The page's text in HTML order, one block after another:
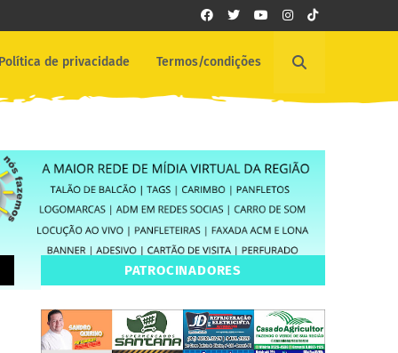
Política de privacidade Termos/condições
PATROCINADORES